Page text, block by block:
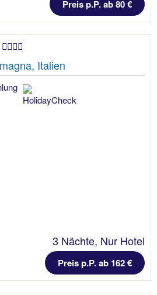
Preis p.P. ab 80 €
Italien
3 Nächte, Nur Hotel
Preis p.P. ab 162 €